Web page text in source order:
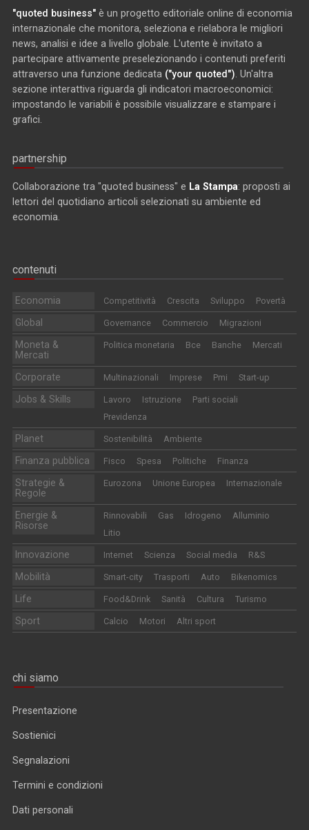
"quoted business" è un progetto editoriale online di economia
internazionale che monitora, seleziona e rielabora le migliori
news, analisi e idee a livello globale. L'utente è invitato a
partecipare attivamente preselezionando i contenuti preferiti
attraverso una funzione dedicata ("your quoted") . Un'altra
sezione interattiva riguarda gli indicatori macroeconomici:
impostando le variabili è possibile visualizzare e stampare i
grafici.
partnership
Collaborazione tra "quoted business" e La Stampa: proposti ai
lettori del quotidiano articoli selezionati su ambiente ed
economia.
contenuti
Economia Competitività Crescita Sviluppo Povertà
Global Governance Commercio Migrazioni
Moneta &
Mercati
Politica monetaria Bce Banche Mercati
Corporate Multinazionali Imprese Pmi Start-up
Jobs & Skills Lavoro Istruzione
Parti sociali
Previdenza
Planet Sostenibilità Ambiente
Finanza pubblica Fisco Spesa Politiche Finanza
Strategie &
Regole
Eurozona Unione Europea Internazionale
Energie &
Risorse
Rinnovabili Gas Idrogeno
Alluminio
Litio
Innovazione Internet Scienza Social media R&S
Mobilità Smart-city Trasporti Auto Bikenomics
Life Food&Drink Sanità Cultura Turismo
Sport Calcio Motori Altri sport
chi siamo
Presentazione
Sostienici
Segnalazioni
Termini e condizioni
Dati personali